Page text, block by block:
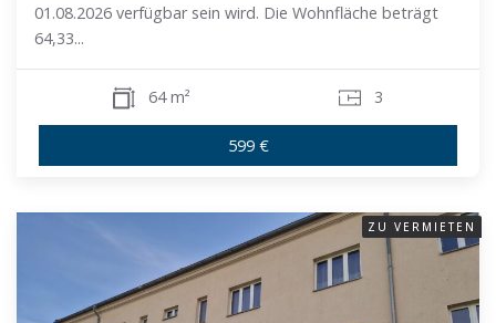
01.08.2026 verfügbar sein wird. Die Wohnfläche beträgt
64,33...
64 m² 3
599 €
ZU VERMIETEN